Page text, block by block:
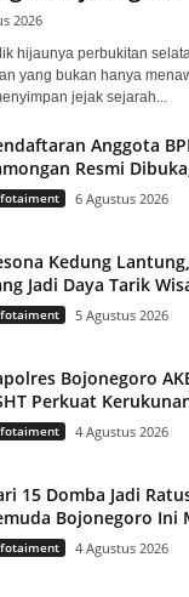
2026
hijaunya perbukitan
yang bukan hanya
jejak sejarah...
Anggota
Resmi
6 Agustus 2026
Kedung
Jadi Daya Tarik
5 Agustus 2026
Bojonegoro
Perkuat
4 Agustus 2026
15 Domba Jadi
Bojonegoro Ini
4 Agustus 2026